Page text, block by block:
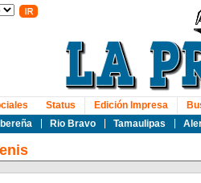
Rio Bravo Tamaulipas
Status Edición Impresa